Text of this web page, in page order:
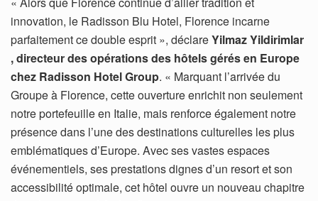
innovation, le Radisson Blu Hotel, Florence incarne
parfaitement ce double esprit », déclareYilmaz Yildirimlar
, directeur des opérations des hôtels gérés en Europe
chez Radisson Hotel Group. « Marquant l’arrivée du
Groupe à Florence, cette ouverture enrichit non seulement
notre portefeuille en Italie, mais renforce également notre
présence dans l’une des destinations culturelles les plus
emblématiques d’Europe. Avec ses vastes espaces
événementiels, ses prestations dignes d’un resort et son
accessibilité optimale, cet hôtel ouvre un nouveau chapitre